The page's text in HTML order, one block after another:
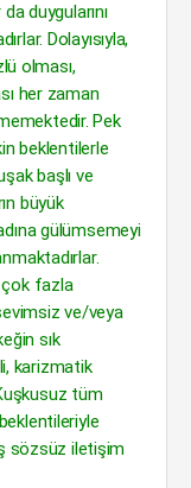
duygularını
Dolayısıyla,
olması,
her zaman
Pek
beklentilerle
başlı ve
büyük
gülümsemeyi
çok fazla
ve/veya
sık
karizmatik
tüm
sözsüz iletişim